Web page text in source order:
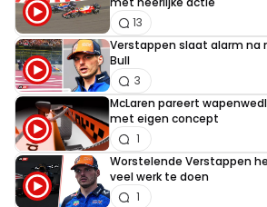
13
Verstappen slaat alarm na
Bull
3
McLaren pareert
met eigen concept
1
Worstelende Verstappen
veel werk te doen
1